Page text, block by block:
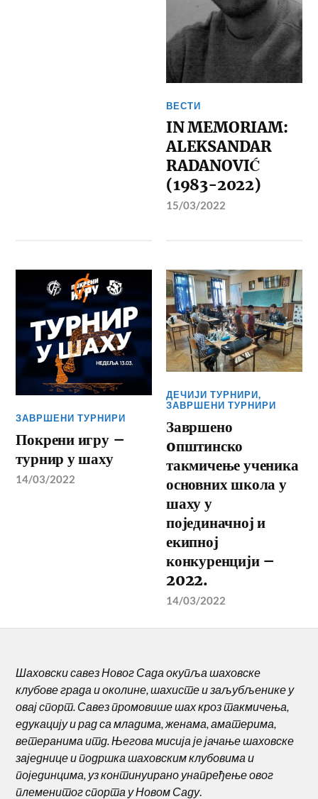
ВЕСТИ
IN MEMORIAM:
ALEKSANDAR
RADANOVIĆ
(1983-2022)
15/03/2022
ЗАВРШЕНИ ТУРНИРИ
Покрени игру –
турнир у шаху
14/03/2022
ДЕЧИЈИ ТУРНИРИ,
ЗАВРШЕНИ ТУРНИРИ
Завршено
oпштинско
такмичење ученика
основних школа у
шаху у
појединачној и
екипној
конкуренцији –
2022.
14/03/2022
Шаховски савез Новог Сада окупља шаховске
клубове града и околине, шахисте и заљубљенике у
овај спорт. Савез промовише шах кроз такмичења,
едукацију и рад са младима, женама, аматерима,
ветеранима итд. Његова мисија је јачање шаховске
заједнице и подршка шаховским клубовима и
појединцима, уз континуирано унапређење овог
племенитог спорта у Новом Саду.